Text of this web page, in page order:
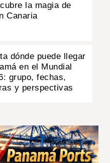
la magia de
Canaria
dónde puede llegar
en el Mundial
grupo, fechas,
y perspectivas